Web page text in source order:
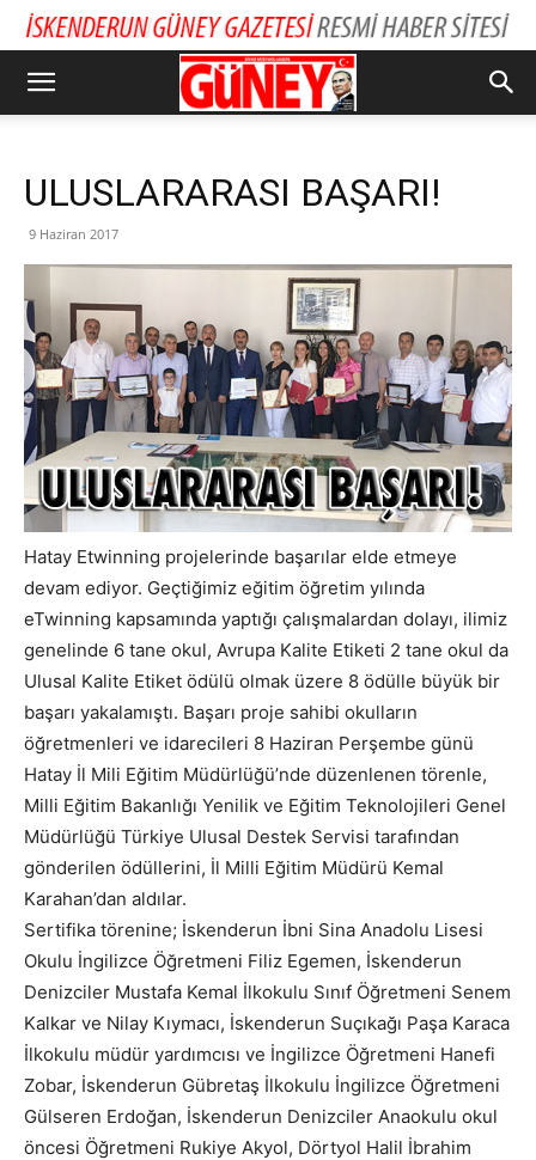
ULUSLARARASI BAŞARI!
9 Haziran 2017
Hatay Etwinning projelerinde başarılar elde etmeye
devam ediyor. Geçtiğimiz eğitim öğretim yılında
eTwinning kapsamında yaptığı çalışmalardan dolayı, ilimiz
genelinde 6 tane okul, Avrupa Kalite Etiketi 2 tane okul da
Ulusal Kalite Etiket ödülü olmak üzere 8 ödülle büyük bir
başarı yakalamıştı. Başarı proje sahibi okulların
öğretmenleri ve idarecileri 8 Haziran Perşembe günü
Hatay İl Mili Eğitim Müdürlüğü’nde düzenlenen törenle,
Milli Eğitim Bakanlığı Yenilik ve Eğitim Teknolojileri Genel
Müdürlüğü Türkiye Ulusal Destek Servisi tarafından
gönderilen ödüllerini, İl Milli Eğitim Müdürü Kemal
Karahan’dan aldılar.
Sertifika törenine; İskenderun İbni Sina Anadolu Lisesi
Okulu İngilizce Öğretmeni Filiz Egemen, İskenderun
Denizciler Mustafa Kemal İlkokulu Sınıf Öğretmeni Senem
Kalkar ve Nilay Kıymacı, İskenderun Suçıkağı Paşa Karaca
İlkokulu müdür yardımcısı ve İngilizce Öğretmeni Hanefi
Zobar, İskenderun Gübretaş İlkokulu İngilizce Öğretmeni
Gülseren Erdoğan, İskenderun Denizciler Anaokulu okul
öncesi Öğretmeni Rukiye Akyol, Dörtyol Halil İbrahim